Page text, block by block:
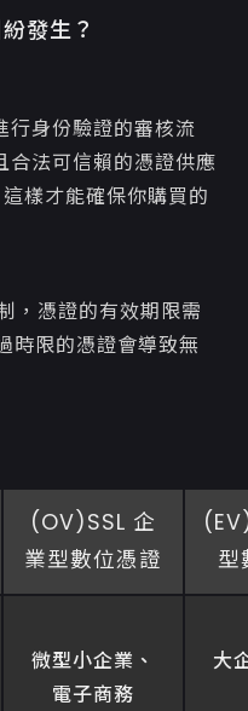
發生？
行身份驗證的審核流
合法可信賴的憑證供應
樣才能確保你購買的
，憑證的有效期限需
時限的憑證會導致無
(OV)SSL 企
業型數位憑證
型
微型小企業、
電子商務
大